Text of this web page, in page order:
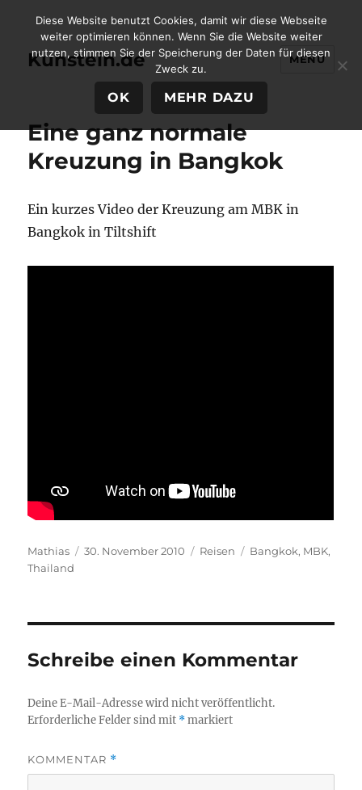
Kunstein.de MENÜ
Eine ganz normale
Kreuzung in Bangkok
Ein kurzes Video der Kreuzung am MBK in
Bangkok in Tiltshift
Autor
Mathias
Veröffentlicht
30. November 2010 Kategorien
Reisen Schlagwörter
Bangkok, MBK,
Thailand
Schreibe einen Kommentar
Deine E-Mail-Adresse wird nicht veröffentlicht.
Erforderliche Felder sind mit *markiert
KOMMENTAR *
Diese Website benutzt Cookies, damit wir diese Webseite
weiter optimieren können. Wenn Sie die Website weiter
nutzen, stimmen Sie der Speicherung der Daten für diesen
Zweck zu.
OK MEHR DAZU